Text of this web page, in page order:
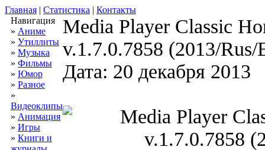
Главная | Статистика | Контакты
Навигация
» Аниме
» Утиллиты
» Музыка
» Фильмы
» Юмор
» Разное
»
Видеоклипы
» Анимация
» Игры
» Книги и
Media Player Classic
v.1.7.0.7858 (2013/Rus/
Дата: 20 декабря 2013